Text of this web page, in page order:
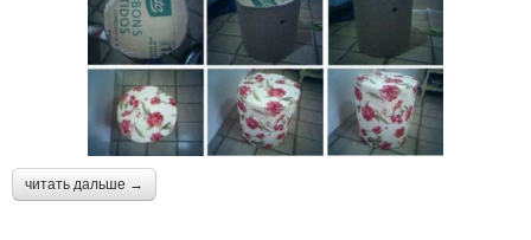
читать дальше →